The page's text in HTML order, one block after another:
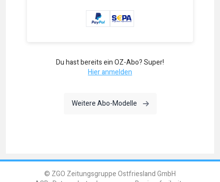
Du hast bereits ein OZ-Abo? Super!
Hier anmelden
Weitere Abo-Modelle
© ZGO Zeitungsgruppe Ostfriesland GmbH